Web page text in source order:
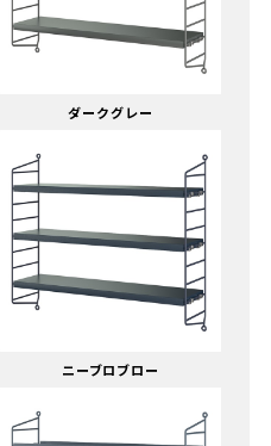
ダークグレー
ニーブロブロー